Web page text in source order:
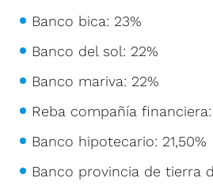
Banco bica: 23%
Banco del sol: 22%
Banco mariva: 22%
Reba compañía financiera:
Banco hipotecario: 21,50%
Banco provincia de tierra